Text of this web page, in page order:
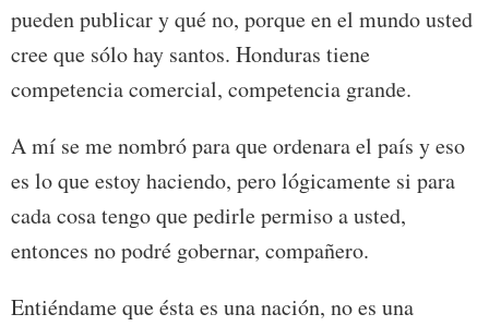
pueden publicar y qué no, porque en el mundo usted
cree que sólo hay santos. Honduras tiene
competencia comercial, competencia grande.
A mí se me nombró para que ordenara el país y eso
es lo que estoy haciendo, pero lógicamente si para
cada cosa tengo que pedirle permiso a usted,
entonces no podré gobernar, compañero.
Entiéndame que ésta es una nación, no es una